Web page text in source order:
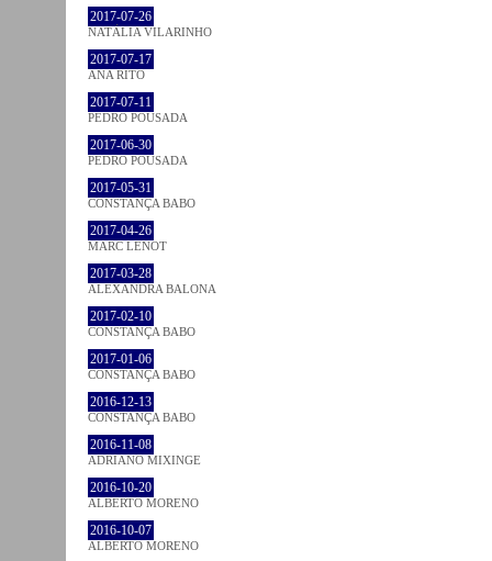
2017-07-26
NATÁLIA VILARINHO
2017-07-17
ANA RITO
2017-07-11
PEDRO POUSADA
2017-06-30
PEDRO POUSADA
2017-05-31
CONSTANÇA BABO
2017-04-26
MARC LENOT
2017-03-28
ALEXANDRA BALONA
2017-02-10
CONSTANÇA BABO
2017-01-06
CONSTANÇA BABO
2016-12-13
CONSTANÇA BABO
2016-11-08
ADRIANO MIXINGE
2016-10-20
ALBERTO MORENO
2016-10-07
ALBERTO MORENO